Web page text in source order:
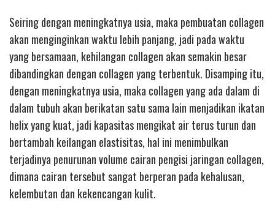
Seiring dengan meningkatnya usia, maka pembuatan collagen
akan menginginkan waktu lebih panjang, jadi pada waktu
yang bersamaan, kehilangan collagen akan semakin besar
dibandingkan dengan collagen yang terbentuk. Disamping itu,
dengan meningkatnya usia, maka collagen yang ada dalam di
dalam tubuh akan berikatan satu sama lain menjadikan ikatan
helix yang kuat, jadi kapasitas mengikat air terus turun dan
bertambah keilangan elastisitas, hal ini menimbulkan
terjadinya penurunan volume cairan pengisi jaringan collagen,
dimana cairan tersebut sangat berperan pada kehalusan,
kelembutan dan kekencangan kulit.